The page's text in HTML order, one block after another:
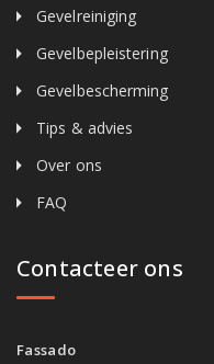
Gevelreiniging
Gevelbepleistering
Gevelbescherming
Tips & advies
Over ons
FAQ
Contacteer ons
Fassado